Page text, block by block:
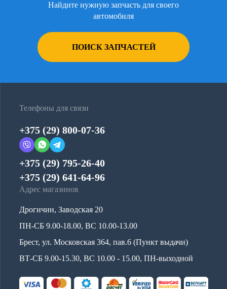
Найдите нужную запчасть для своего
автомобиля
ПОИСК ЗАПЧАСТЕЙ
Телефоны для связи
+375 (29) 800-07-36
+375 (29) 795-26-40
+375 (29) 641-64-96
Адрес магазинов
Дрогичин, Заводская 20
ПН-СБ 9.00-18.00, ВС 10.00-13.00
Брест, ул. Московская 364, пав.6 (Пункт выдачи)
ВТ-СБ 9.00-15.30, ВС 10.00 - 15.00, ПН-выходной